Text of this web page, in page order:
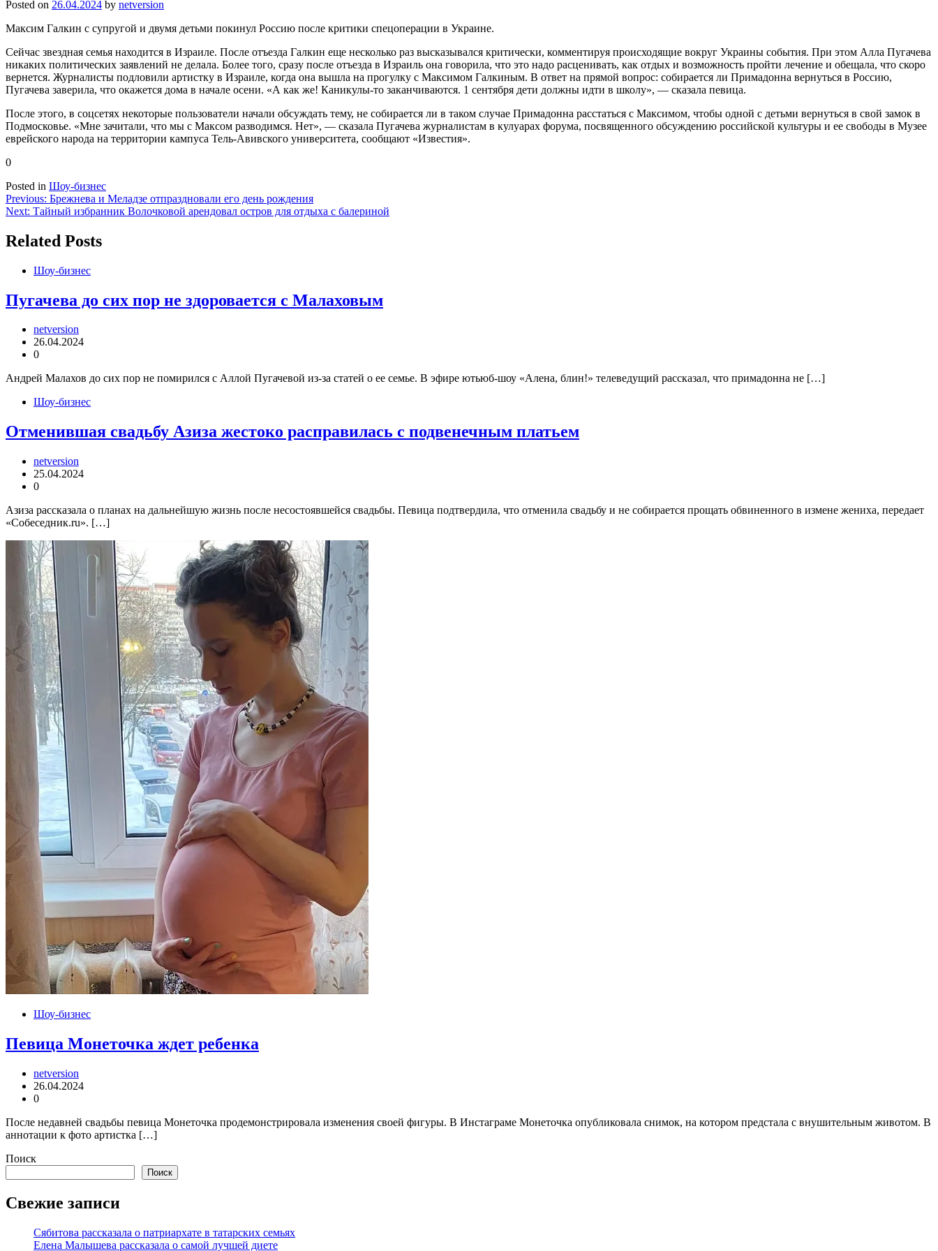
Posted on 26.04.2024 by netversion
Максим Галкин с супругой и двумя детьми покинул Россию после критики спецоперации в Украине.
Сейчас звездная семья находится в Израиле. После отъезда Галкин еще несколько раз высказывался критически, комментируя происходящие вокруг Украины события. При этом Алла Пугачева
никаких политических заявлений не делала. Более того, сразу после отъезда в Израиль она говорила, что это надо расценивать, как отдых и возможность пройти лечение и обещала, что скоро
вернется. Журналисты подловили артистку в Израиле, когда она вышла на прогулку с Максимом Галкиным. В ответ на прямой вопрос: собирается ли Примадонна вернуться в Россию,
Пугачева заверила, что окажется дома в начале осени. «А как же! Каникулы-то заканчиваются. 1 сентября дети должны идти в школу», — сказала певица.
После этого, в соцсетях некоторые пользователи начали обсуждать тему, не собирается ли в таком случае Примадонна расстаться с Максимом, чтобы одной с детьми вернуться в свой замок в
Подмосковье. «Мне зачитали, что мы с Максом разводимся. Нет», — сказала Пугачева журналистам в кулуарах форума, посвященного обсуждению российской культуры и ее свободы в Музее
еврейского народа на территории кампуса Тель-Авивского университета, сообщают «Известия».
0
Posted in Шоу-бизнес
Навигация
по
записям
Previous: Брежнева и Меладзе отпраздновали его день рождения
Next: Тайный избранник Волочковой арендовал остров для отдыха с балериной
Related Posts
Шоу-бизнес
Пугачева до сих пор не здоровается с Малаховым
netversion
26.04.2024
0
Андрей Малахов до сих пор не помирился с Аллой Пугачевой из-за статей о ее семье. В эфире ютьюб-шоу «Алена, блин!» телеведущий рассказал, что примадонна не […]
Шоу-бизнес
Отменившая свадьбу Азиза жестоко расправилась с подвенечным платьем
netversion
25.04.2024
0
Азиза рассказала о планах на дальнейшую жизнь после несостоявшейся свадьбы. Певица подтвердила, что отменила свадьбу и не собирается прощать обвиненного в измене жениха, передает
«Собеседник.ru». […]
Шоу-бизнес
Певица Монеточка ждет ребенка
netversion
26.04.2024
0
После недавней свадьбы певица Монеточка продемонстрировала изменения своей фигуры. В Инстаграме Монеточка опубликовала снимок, на котором предстала с внушительным животом. В
аннотации к фото артистка […]
Поиск
Поиск
Свежие записи
Сябитова рассказала о патриархате в татарских семьях
Елена Малышева рассказала о самой лучшей диете